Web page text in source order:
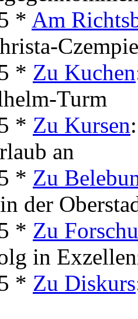
* Am
* Zu Kuchen
Turm
* Zu Kursen
an
* Zu
der
* Zu
in
* Zu Diskurs